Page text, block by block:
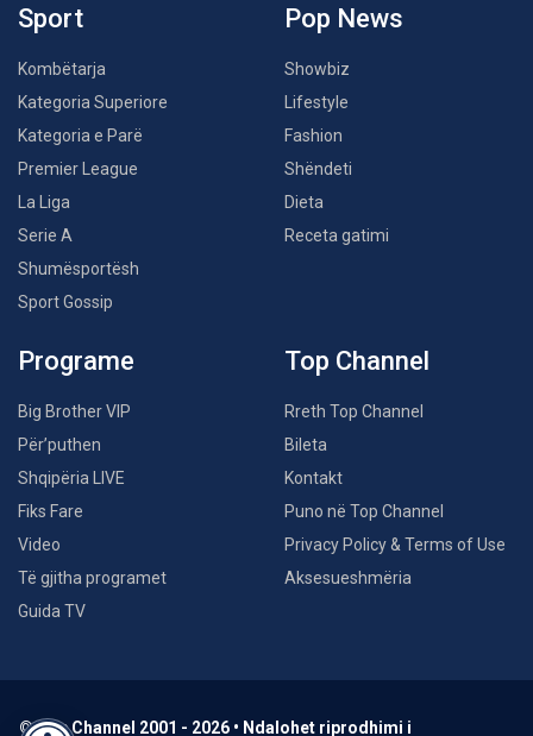
Sport
Kombëtarja
Kategoria Superiore
Kategoria e Parë
Premier League
La Liga
Serie A
Shumësportësh
Sport Gossip
Pop News
Showbiz
Lifestyle
Fashion
Shëndeti
Dieta
Receta gatimi
Programe
Big Brother VIP
Për’puthen
Shqipëria LIVE
Fiks Fare
Video
Të gjitha programet
Guida TV
Top Channel
Rreth Top Channel
Bileta
Kontakt
Puno në Top Channel
Privacy Policy & Terms of Use
Aksesueshmëria
© Top Channel 2001 - 2026 • Ndalohet riprodhimi i